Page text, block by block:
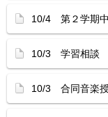
10/4 第２学期
10/3 学習相談
10/3 合同音楽